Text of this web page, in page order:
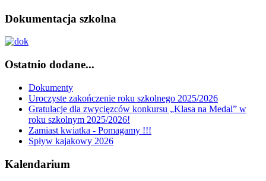
Dokumentacja szkolna
Ostatnio dodane...
Dokumenty
Uroczyste zakończenie roku szkolnego 2025/2026
Gratulacje dla zwycięzców konkursu „Klasa na Medal” w
roku szkolnym 2025/2026!
Zamiast kwiatka - Pomagamy !!!
Spływ kajakowy 2026
Kalendarium